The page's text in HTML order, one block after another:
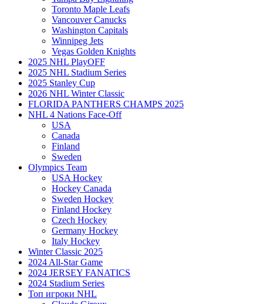
Toronto Maple Leafs
Vancouver Canucks
Washington Capitals
Winnipeg Jets
Vegas Golden Knights
2025 NHL PlayOFF
2025 NHL Stadium Series
2025 Stanley Cup
2026 NHL Winter Classic
FLORIDA PANTHERS CHAMPS 2025
NHL 4 Nations Face-Off
USA
Canada
Finland
Sweden
Olympics Team
USA Hockey
Hockey Canada
Sweden Hockey
Finland Hockey
Czech Hockey
Germany Hockey
Italy Hockey
Winter Classic 2025
2024 All-Star Game
2024 JERSEY FANATICS
2024 Stadium Series
Топ игроки NHL